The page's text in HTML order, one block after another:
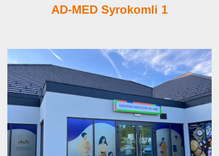
AD-MED Syrokomli 1